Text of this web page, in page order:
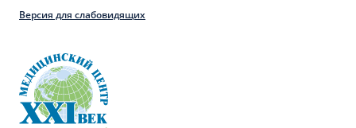
Версия для слабовидящих